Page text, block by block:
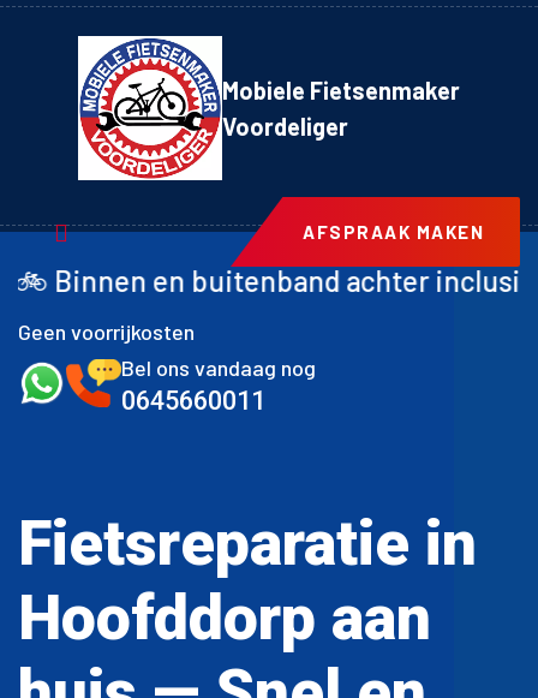
Mobiele Fietsenmaker
Voordeliger
AFSPRAAK MAKEN
achter inclusief montage met
Geen voorrijkosten
Bel ons vandaag nog
0645660011
Fietsreparatie in
Hoofddorp aan